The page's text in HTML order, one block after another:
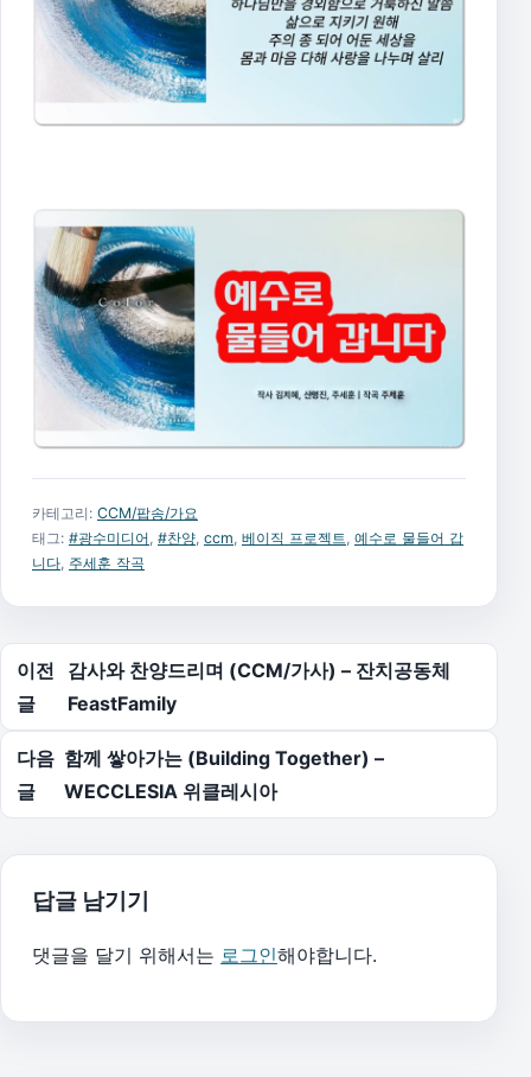
카테고리: CCM/팝송/가요
태그: #광수미디어, #찬양, ccm, 베이직 프로젝트, 예수로 물들어 갑
니다, 주세훈 작곡
글 탐색
이전
글
감사와 찬양드리며 (CCM/가사) – 잔치공동체
FeastFamily
다음
글
함께 쌓아가는 (Building Together) –
WECCLESIA 위클레시아
답글 남기기
댓글을 달기 위해서는 로그인해야합니다.